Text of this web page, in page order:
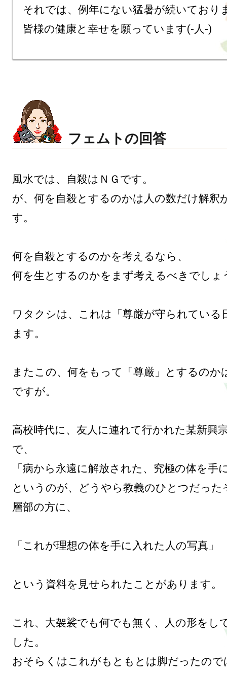
それでは、例年にない猛暑が続いており
皆様の健康と幸せを願っています(-人-)
フェムトの回答
風水では、自殺はＮＧです。
が、何を自殺とするのかは人の数だけ解釈
す。
何を自殺とするのかを考えるなら、
何を生とするのかをまず考えるべきでしょ
ワタクシは、これは「尊厳が守られている
ます。
またこの、何をもって「尊厳」とするのか
ですが。
高校時代に、友人に連れて行かれた某新興
で、
「病から永遠に解放された、究極の体を手
というのが、どうやら教義のひとつだった
層部の方に、
「これが理想の体を手に入れた人の写真」
という資料を見せられたことがあります。
これ、大袈裟でも何でも無く、人の形をし
した。
おそらくはこれがもともとは脚だったので